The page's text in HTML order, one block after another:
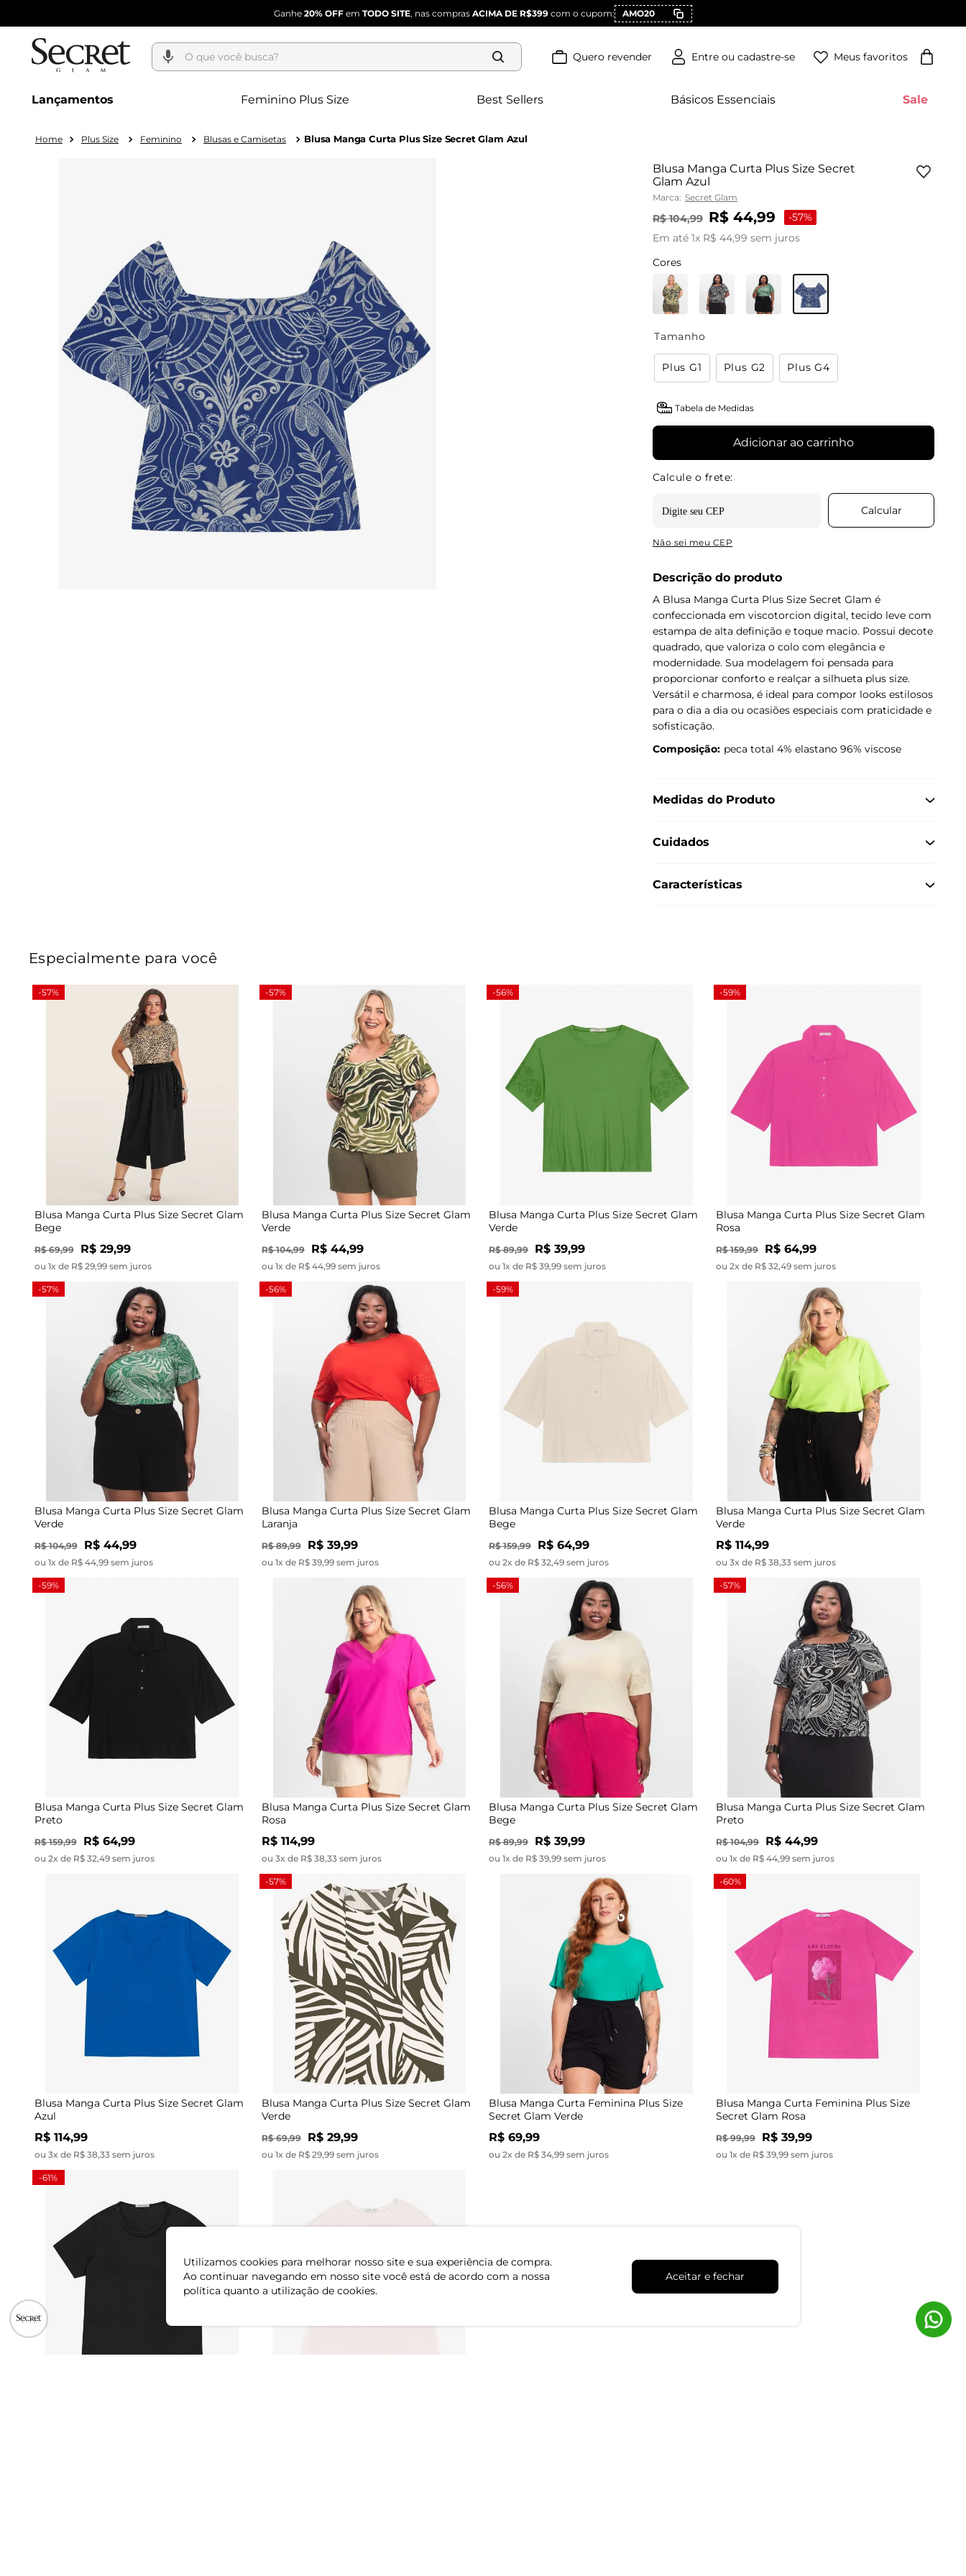
Utilizamos cookies para melhorar nosso site e sua experiência de compra.
Ao continuar navegando em nosso site você está de acordo com a nossa
política quanto a utilização de cookies.
Aceitar e fechar
Ganhe 20% OFF em TODO SITE, nas compras ACIMA DE R$399 com o cupom: AMO20
O que você busca?
Quero revender Meus favoritos
Lançamentos Feminino Plus Size Best Sellers Básicos Essenciais Sale
Plus Size Feminino Blusas e Camisetas Blusa Manga Curta Plus Size Secret Glam Azul
Blusa Manga Curta Plus Size Secret
Glam Azul
Marca: Secret Glam
R$ 104,99 R$ 44,99 -57%
Em até 1x R$ 44,99 sem juros
Cores
Tamanho
Plus G1 Plus G2 Plus G4
Tabela de Medidas
Adicionar ao carrinho
Não sei meu CEP
Descrição do produto
A Blusa Manga Curta Plus Size Secret Glam é
confeccionada em viscotorcion digital, tecido leve com
estampa de alta definição e toque macio. Possui decote
quadrado, que valoriza o colo com elegância e
modernidade. Sua modelagem foi pensada para
proporcionar conforto e realçar a silhueta plus size.
Versátil e charmosa, é ideal para compor looks estilosos
para o dia a dia ou ocasiões especiais com praticidade e
sofisticação.
Composição: peca total 4% elastano 96% viscose
Medidas do Produto
Cuidados
Características
Especialmente para você
-57%
Blusa Manga Curta Plus Size Secret Glam
Bege
R$ 69,99 R$ 29,99
ou 1x de R$ 29,99 sem juros
-57%
Blusa Manga Curta Plus Size Secret Glam
Verde
R$ 104,99 R$ 44,99
ou 1x de R$ 44,99 sem juros
-56%
Blusa Manga Curta Plus Size Secret Glam
Verde
R$ 89,99 R$ 39,99
ou 1x de R$ 39,99 sem juros
-59%
Blusa Manga Curta Plus Size Secret Glam
Rosa
R$ 159,99 R$ 64,99
ou 2x de R$ 32,49 sem juros
-57%
Blusa Manga Curta Plus Size Secret Glam
Verde
R$ 104,99 R$ 44,99
ou 1x de R$ 44,99 sem juros
-56%
Blusa Manga Curta Plus Size Secret Glam
Laranja
R$ 89,99 R$ 39,99
ou 1x de R$ 39,99 sem juros
-59%
Blusa Manga Curta Plus Size Secret Glam
Bege
R$ 159,99 R$ 64,99
ou 2x de R$ 32,49 sem juros
Blusa Manga Curta Plus Size Secret Glam
Verde
R$ 114,99
ou 3x de R$ 38,33 sem juros
-59%
Blusa Manga Curta Plus Size Secret Glam
Preto
R$ 159,99 R$ 64,99
ou 2x de R$ 32,49 sem juros
Blusa Manga Curta Plus Size Secret Glam
Rosa
R$ 114,99
ou 3x de R$ 38,33 sem juros
-56%
Blusa Manga Curta Plus Size Secret Glam
Bege
R$ 89,99 R$ 39,99
ou 1x de R$ 39,99 sem juros
-57%
Blusa Manga Curta Plus Size Secret Glam
Preto
R$ 104,99 R$ 44,99
ou 1x de R$ 44,99 sem juros
Blusa Manga Curta Plus Size Secret Glam
Azul
R$ 114,99
ou 3x de R$ 38,33 sem juros
-57%
Blusa Manga Curta Plus Size Secret Glam
Verde
R$ 69,99 R$ 29,99
ou 1x de R$ 29,99 sem juros
Blusa Manga Curta Feminina Plus Size
Secret Glam Verde
R$ 69,99
ou 2x de R$ 34,99 sem juros
-60%
Blusa Manga Curta Feminina Plus Size
Secret Glam Rosa
R$ 99,99 R$ 39,99
ou 1x de R$ 39,99 sem juros
-61%